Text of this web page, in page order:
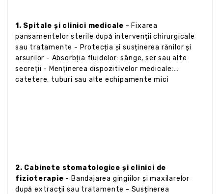
1. Spitale și clinici medicale - Fixarea
pansamentelor sterile după intervenții chirurgicale
sau tratamente - Protecția și susținerea rănilor și
arsurilor - Absorbția fluidelor: sânge, ser sau alte
secreții - Menținerea dispozitivelor medicale:
catetere, tuburi sau alte echipamente mici
2. Cabinete stomatologice și clinici de
fizioterapie - Bandajarea gingiilor și maxilarelor
după extracții sau tratamente - Susținerea